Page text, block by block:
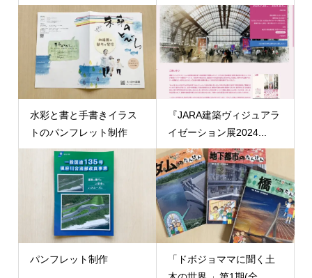
水彩と書と手書きイラス
トのパンフレット制作
『JARA建築ヴィジュアラ
イゼーション展2024...
パンフレット制作
「ドボジョママに聞く土